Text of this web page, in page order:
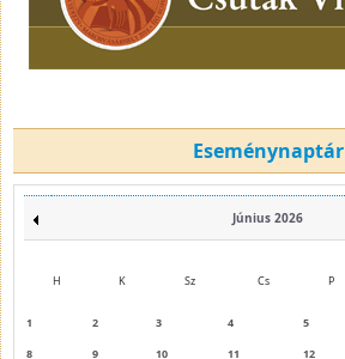
Eseménynaptár
Június 2026
H K Sz Cs P
1 2 3 4 5
8
9 10 11 12